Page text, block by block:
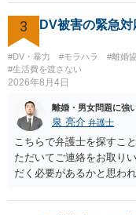
個別の事情によりますの
すめします。
3 DV被害の緊急
#DV・暴力 #モラハラ #離婚
#生活費を渡さない
2026年8月4日
離婚・男女問題に強
泉 亮介 弁護士
こちらで弁護士を探すこ
ただいてご連絡をお取り
だく必要があるかと思われ